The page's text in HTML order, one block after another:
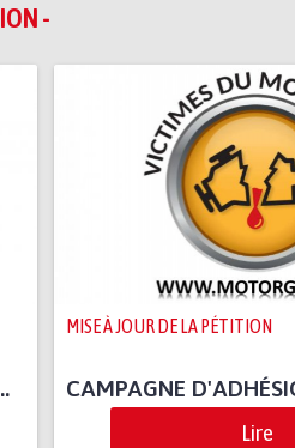
-
MISE À JOUR DE LA PÉTITION
CAMPAGNE
Lire